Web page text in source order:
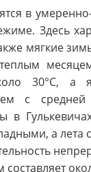
в
Здесь
мягкие
30°C, а
с средней
в
а лета